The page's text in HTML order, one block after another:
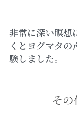
非常に深い瞑想
くとヨグマタ
験しました。
そ